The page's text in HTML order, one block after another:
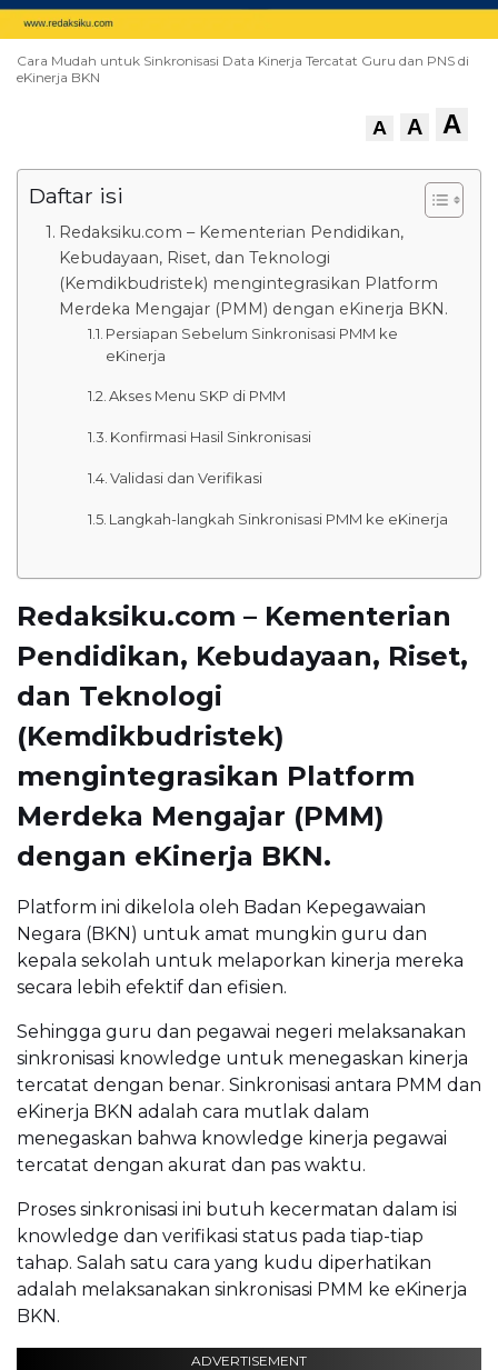
Cara Mudah untuk Sinkronisasi Data Kinerja Tercatat Guru dan PNS di
eKinerja BKN
A A A
Daftar isi
Redaksiku.com – Kementerian Pendidikan,
Kebudayaan, Riset, dan Teknologi
(Kemdikbudristek) mengintegrasikan Platform
Merdeka Mengajar (PMM) dengan eKinerja BKN.
Persiapan Sebelum Sinkronisasi PMM ke
eKinerja
Akses Menu SKP di PMM
Konfirmasi Hasil Sinkronisasi
Validasi dan Verifikasi
Langkah-langkah Sinkronisasi PMM ke eKinerja
Redaksiku.com – Kementerian
Pendidikan, Kebudayaan, Riset,
dan Teknologi
(Kemdikbudristek)
mengintegrasikan Platform
Merdeka Mengajar (PMM)
dengan eKinerja BKN.
Platform ini dikelola oleh Badan Kepegawaian
Negara (BKN) untuk amat mungkin guru dan
kepala sekolah untuk melaporkan kinerja mereka
secara lebih efektif dan efisien.
Sehingga guru dan pegawai negeri melaksanakan
sinkronisasi knowledge untuk menegaskan kinerja
tercatat dengan benar. Sinkronisasi antara PMM dan
eKinerja BKN adalah cara mutlak dalam
menegaskan bahwa knowledge kinerja pegawai
tercatat dengan akurat dan pas waktu.
Proses sinkronisasi ini butuh kecermatan dalam isi
knowledge dan verifikasi status pada tiap-tiap
tahap. Salah satu cara yang kudu diperhatikan
adalah melaksanakan sinkronisasi PMM ke eKinerja
BKN.
ADVERTISEMENT